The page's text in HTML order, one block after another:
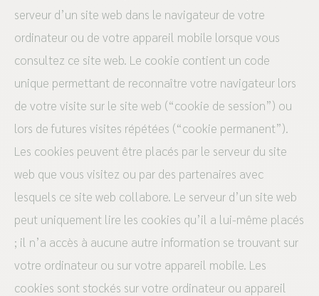
serveur d’un site web dans le navigateur de votre
ordinateur ou de votre appareil mobile lorsque vous
consultez ce site web. Le cookie contient un code
unique permettant de reconnaître votre navigateur lors
de votre visite sur le site web (“cookie de session”) ou
lors de futures visites répétées (“cookie permanent”).
Les cookies peuvent être placés par le serveur du site
web que vous visitez ou par des partenaires avec
lesquels ce site web collabore. Le serveur d’un site web
peut uniquement lire les cookies qu’il a lui-même placés
; il n’a accès à aucune autre information se trouvant sur
votre ordinateur ou sur votre appareil mobile. Les
cookies sont stockés sur votre ordinateur ou appareil